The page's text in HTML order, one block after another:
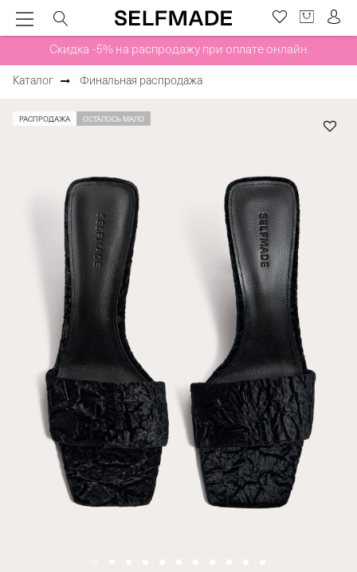
Скидка -5% на распродажу при оплате онлайн
Каталог Финальная распродажа
РАСПРОДАЖА ОСТАЛОСЬ МАЛО